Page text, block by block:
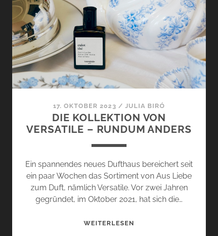
&
SUN
UND
GOD
VERSATILE
17. OKTOBER 2023 / JULIA BIRÓ
DIE KOLLEKTION VON
VERSATILE – RUNDUM ANDERS
Ein spannendes neues Dufthaus bereichert seit
ein paar Wochen das Sortiment von Aus Liebe
zum Duft, nämlich Versatile. Vor zwei Jahren
gegründet, im Oktober 2021, hat sich die…
WEITERLESEN